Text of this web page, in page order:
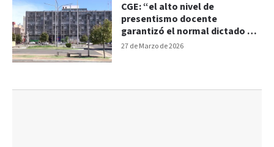
27 de Marzo de 2026
CGE: “el alto nivel de
presentismo docente
garantizó el normal dictado de
clases”